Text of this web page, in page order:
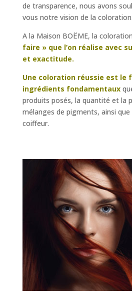
de transparence, nous avons
vous notre vision de la coloration.
A la Maison BOËME, la
faire » que l’on réalise avec
et exactitude.
Une coloration réussie est le
ingrédients fondamentaux
produits posés, la quantité et la
mélanges de pigments, ainsi que
coiffeur.